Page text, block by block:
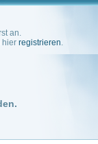
an.
hier registrieren.